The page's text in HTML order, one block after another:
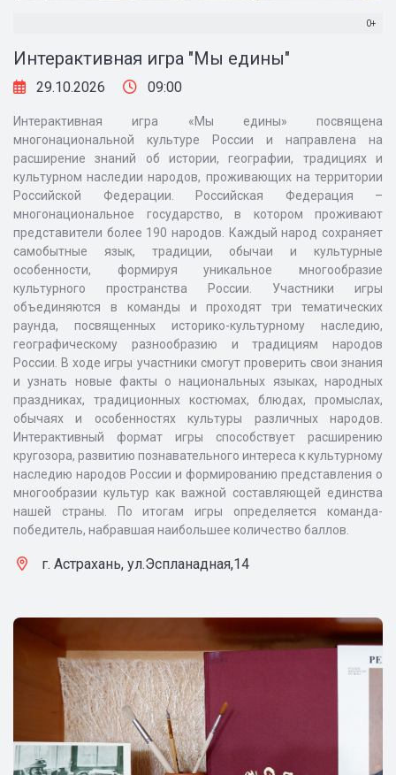
0+
Интерактивная игра "Мы едины"
29.10.2026 09:00
Интерактивная игра «Мы едины» посвящена
многонациональной культуре России и направлена на
расширение знаний об истории, географии, традициях и
культурном наследии народов, проживающих на территории
Российской Федерации. Российская Федерация –
многонациональное государство, в котором проживают
представители более 190 народов. Каждый народ сохраняет
самобытные язык, традиции, обычаи и культурные
особенности, формируя уникальное многообразие
культурного пространства России. Участники игры
объединяются в команды и проходят три тематических
раунда, посвященных историко-культурному наследию,
географическому разнообразию и традициям народов
России. В ходе игры участники смогут проверить свои знания
и узнать новые факты о национальных языках, народных
праздниках, традиционных костюмах, блюдах, промыслах,
обычаях и особенностях культуры различных народов.
Интерактивный формат игры способствует расширению
кругозора, развитию познавательного интереса к культурному
наследию народов России и формированию представления о
многообразии культур как важной составляющей единства
нашей страны. По итогам игры определяется команда-
победитель, набравшая наибольшее количество баллов.
г. Астрахань, ул.Эспланадная,14